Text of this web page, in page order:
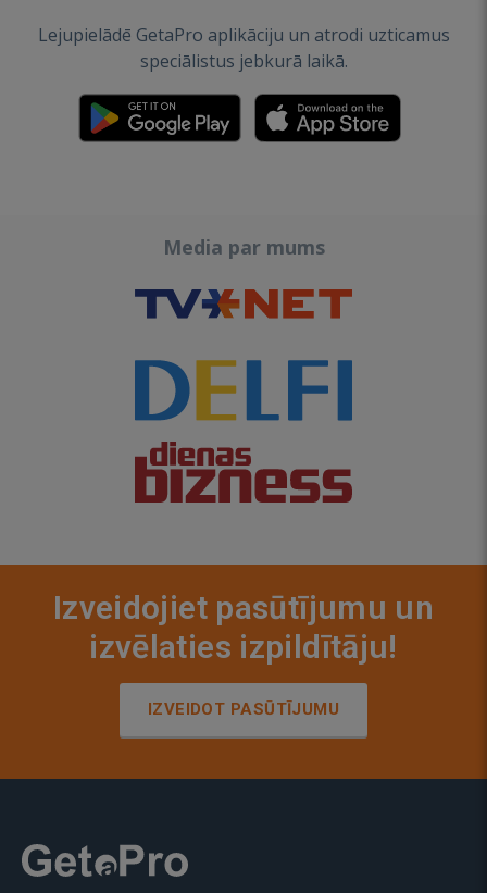
Lejupielādē GetaPro aplikāciju un atrodi uzticamus
speciālistus jebkurā laikā.
Media par mums
Izveidojiet pasūtījumu un
izvēlaties izpildītāju!
IZVEIDOT PASŪTĪJUMU